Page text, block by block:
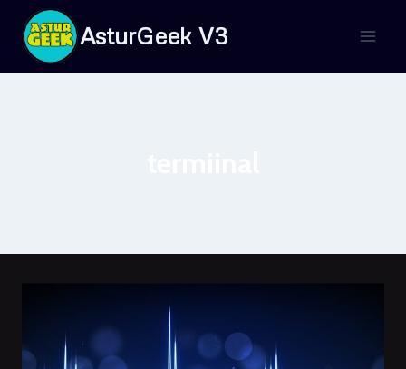
Saltar
contenido
AsturGeek V3